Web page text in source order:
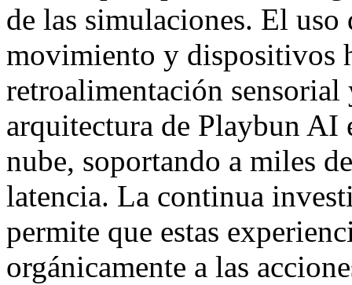
de las simulaciones. El uso
movimiento y dispositivos
retroalimentación
arquitectura de Playbun AI
nube, soportando a miles
latencia. La continua
permite que estas
orgánicamente a las